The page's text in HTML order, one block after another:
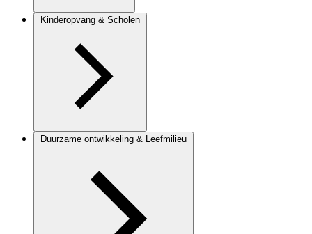
Kinderopvang & Scholen
Duurzame ontwikkeling & Leefmilieu